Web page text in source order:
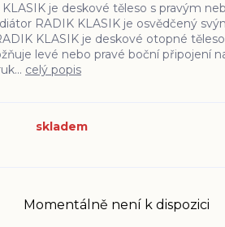
je deskové těleso s pravým
RADIK KLASIK je osvědčený
KLASIK je deskové otopné
levé nebo pravé boční připojení
celý popis
skladem
Momentálně není k dispozici